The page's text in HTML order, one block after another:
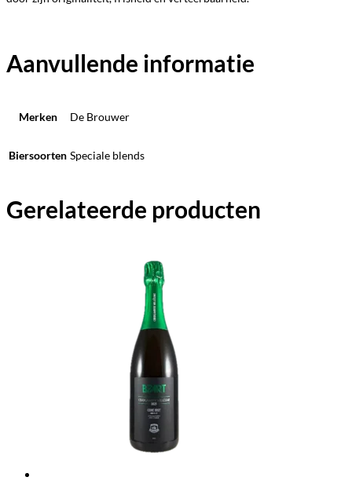
Aanvullende informatie
Merken De Brouwer
Biersoorten Speciale blends
Gerelateerde producten